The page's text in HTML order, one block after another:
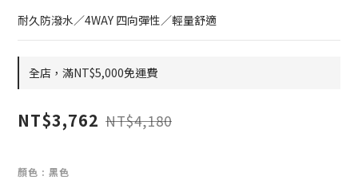
耐久防潑水／4WAY 四向彈性／輕量舒適
全店，滿NT$5,000免運費
NT$3,762 NT$4,180
顏色 : 黑色